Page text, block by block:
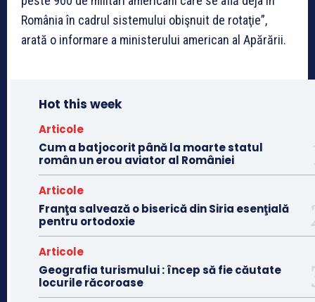
România în cadrul sistemului obişnuit de rotaţie”,
arată o informare a ministerului american al Apărării.
Hot this week
Articole
Cum a batjocorit până la moarte statul
român un erou aviator al României
Articole
Franţa salvează o biserică din Siria esenţială
pentru ortodoxie
Articole
Geografia turismului : încep să fie căutate
locurile răcoroase